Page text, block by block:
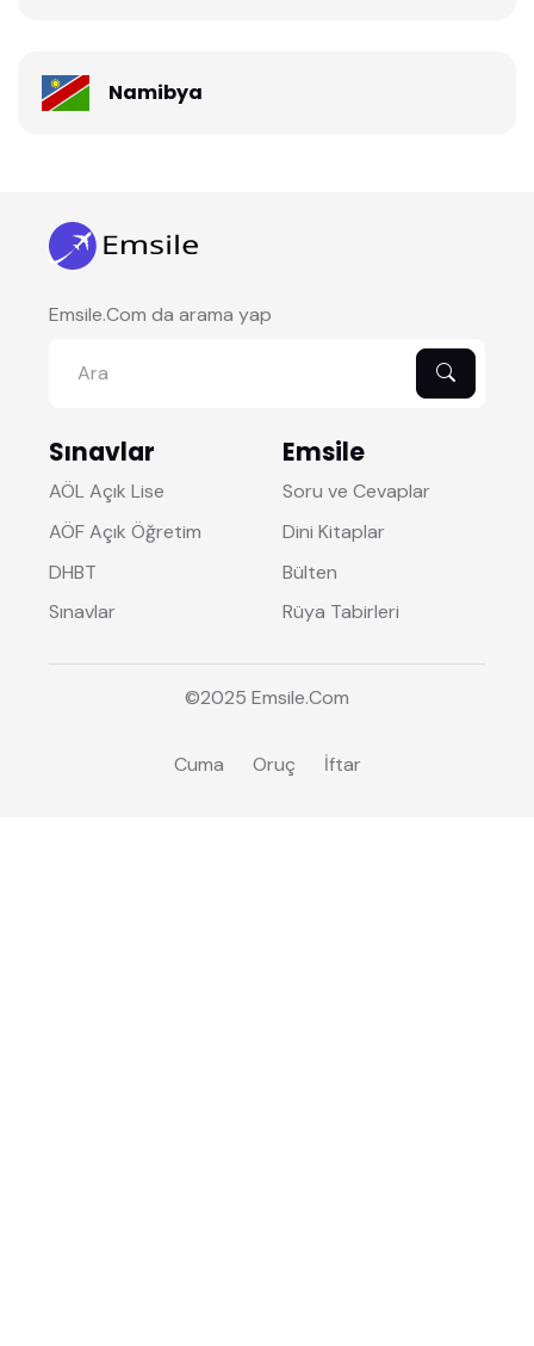
Namibya
Emsile.Com da arama yap
Sınavlar
AÖL Açık Lise
AÖF Açık Öğretim
DHBT
Sınavlar
Emsile
Soru ve Cevaplar
Dini Kitaplar
Bülten
Rüya Tabirleri
©2025 Emsile.Com
Cuma Oruç İftar